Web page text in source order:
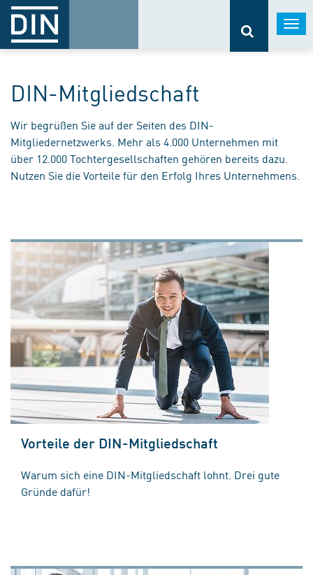
DIN-Mitgliedschaft
Wir begrüßen Sie auf der Seiten des DIN-
Mitgliedernetzwerks. Mehr als 4.000 Unternehmen mit
über 12.000 Tochtergesellschaften gehören bereits dazu.
Nutzen Sie die Vorteile für den Erfolg Ihres Unternehmens.
Vorteile der DIN-Mitgliedschaft
Warum sich eine DIN-Mitgliedschaft lohnt. Drei gute
Gründe dafür!